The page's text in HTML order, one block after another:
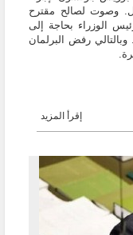
12 ديسمبر المقبل. وصوت لصالح مقترح
رئيس الوزراء بحاجة إلى
الانتخابات. وبالتالي رفض البرلمان
إقرأ المزيد